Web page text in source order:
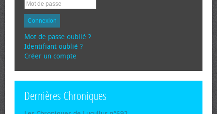
Connexion
Mot de passe oublié ?
Identifiant oublié ?
Créer un compte
Dernières Chroniques